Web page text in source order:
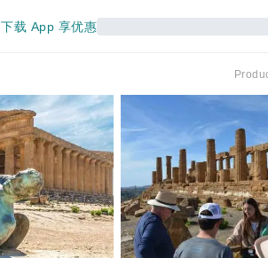
下载 App 享优惠